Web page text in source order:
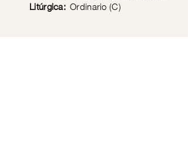
Litúrgica: Ordinario (C)